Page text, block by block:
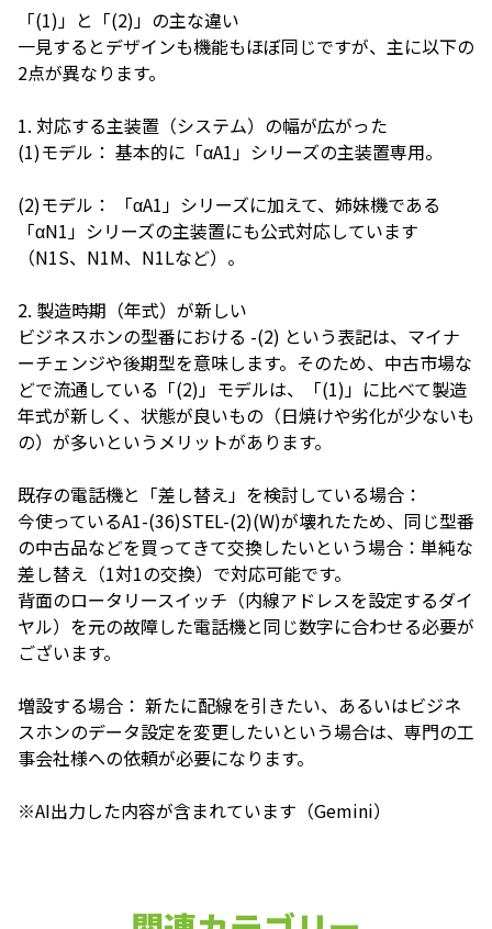
「(1)」と「(2)」の主な違い
一見するとデザインも機能もほぼ同じですが、主に以下の
2点が異なります。
1. 対応する主装置（システム）の幅が広がった
(1)モデル： 基本的に「αA1」シリーズの主装置専用。
(2)モデル： 「αA1」シリーズに加えて、姉妹機である
「αN1」シリーズの主装置にも公式対応しています
（N1S、N1M、N1Lなど）。
2. 製造時期（年式）が新しい
ビジネスホンの型番における -(2) という表記は、マイナ
ーチェンジや後期型を意味します。そのため、中古市場な
どで流通している「(2)」モデルは、「(1)」に比べて製造
年式が新しく、状態が良いもの（日焼けや劣化が少ないも
の）が多いというメリットがあります。
既存の電話機と「差し替え」を検討している場合：
今使っているA1-(36)STEL-(2)(W)が壊れたため、同じ型番
の中古品などを買ってきて交換したいという場合：単純な
差し替え（1対1の交換）で対応可能です。
背面のロータリースイッチ（内線アドレスを設定するダイ
ヤル）を元の故障した電話機と同じ数字に合わせる必要が
ございます。
増設する場合： 新たに配線を引きたい、あるいはビジネ
スホンのデータ設定を変更したいという場合は、専門の工
事会社様への依頼が必要になります。
※AI出力した内容が含まれています（Gemini）